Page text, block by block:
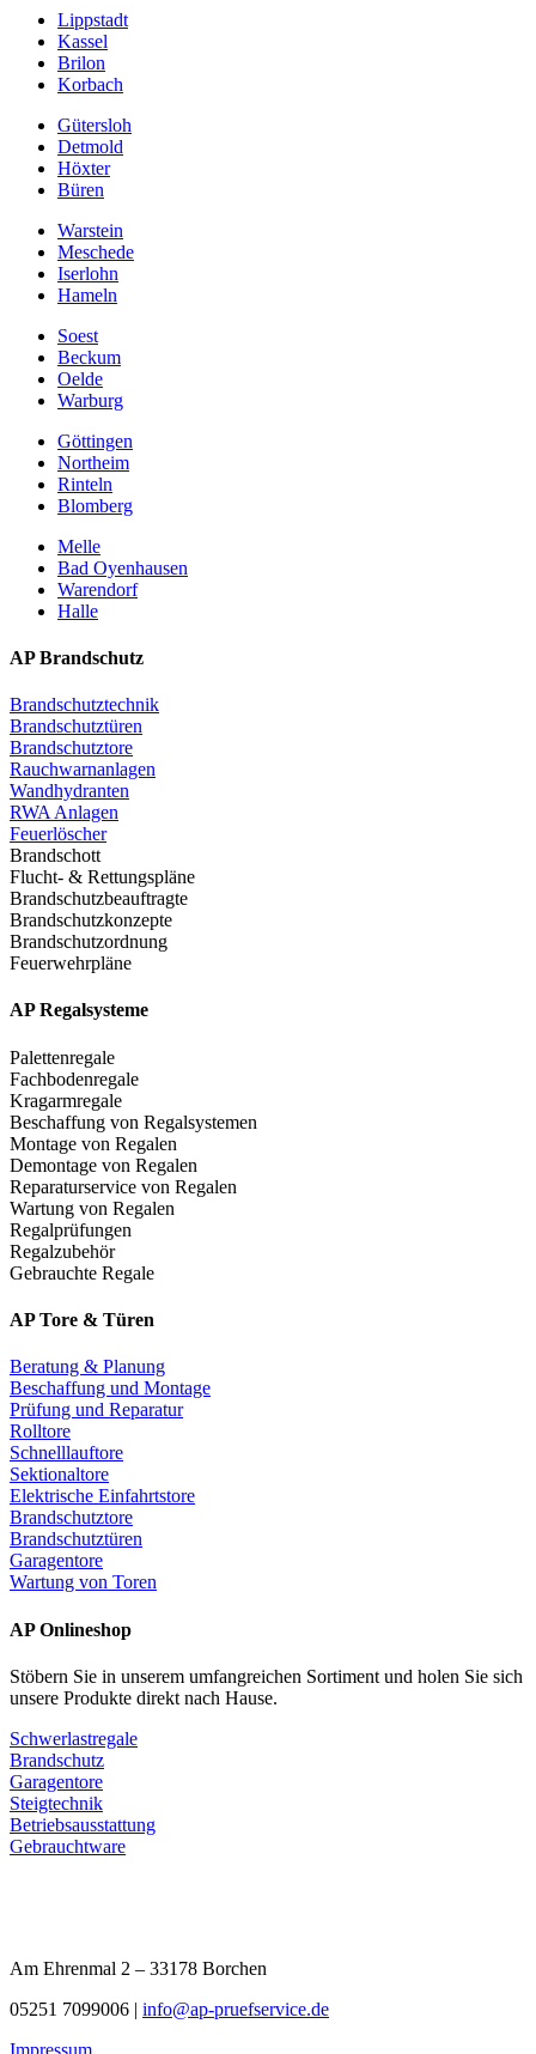
Lippstadt
Kassel
Brilon
Korbach
Gütersloh
Detmold
Höxter
Büren
Warstein
Meschede
Iserlohn
Hameln
Soest
Beckum
Oelde
Warburg
Göttingen
Northeim
Rinteln
Blomberg
Melle
Bad Oyenhausen
Warendorf
Halle
AP Brandschutz
Brandschutztechnik
Brandschutztüren
Brandschutztore
Rauchwarnanlagen
Wandhydranten
RWA Anlagen
Feuerlöscher
Brandschott
Flucht- & Rettungspläne
Brandschutzbeauftragte
Brandschutzkonzepte
Brandschutzordnung
Feuerwehrpläne
AP Regalsysteme
Palettenregale
Fachbodenregale
Kragarmregale
Beschaffung von Regalsystemen
Montage von Regalen
Demontage von Regalen
Reparaturservice von Regalen
Wartung von Regalen
Regalprüfungen
Regalzubehör
Gebrauchte Regale
AP Tore & Türen
Beratung & Planung
Beschaffung und Montage
Prüfung und Reparatur
Rolltore
Schnelllauftore
Sektionaltore
Elektrische Einfahrtstore
Brandschutztore
Brandschutztüren
Garagentore
Wartung von Toren
AP Onlineshop
Stöbern Sie in unserem umfangreichen Sortiment und holen Sie sich
unsere Produkte direkt nach Hause.
Schwerlastregale
Brandschutz
Garagentore
Steigtechnik
Betriebsausstattung
Gebrauchtware
Am Ehrenmal 2 – 33178 Borchen
05251 7099006 | info@ap-pruefservice.de
Impressum